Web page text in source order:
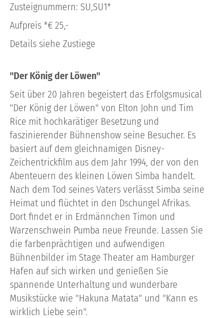
Zusteignummern: SU,SU1*
Aufpreis *€ 25,-
Details siehe Zustiege
"Der König der Löwen"
Seit über 20 Jahren begeistert das Erfolgsmusical
"Der König der Löwen" von Elton John und Tim
Rice mit hochkarätiger Besetzung und
faszinierender Bühnenshow seine Besucher. Es
basiert auf dem gleichnamigen Disney-
Zeichentrickfilm aus dem Jahr 1994, der von den
Abenteuern des kleinen Löwen Simba handelt.
Nach dem Tod seines Vaters verlässt Simba seine
Heimat und flüchtet in den Dschungel Afrikas.
Dort findet er in Erdmännchen Timon und
Warzenschwein Pumba neue Freunde. Lassen Sie
die farbenprächtigen und aufwendigen
Bühnenbilder im Stage Theater am Hamburger
Hafen auf sich wirken und genießen Sie
spannende Unterhaltung und wunderbare
Musikstücke wie "Hakuna Matata" und "Kann es
wirklich Liebe sein".